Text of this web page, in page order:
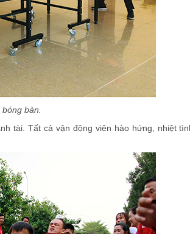
bóng bàn
tài. Tất cả vận động viên hào hứng, nhiệt